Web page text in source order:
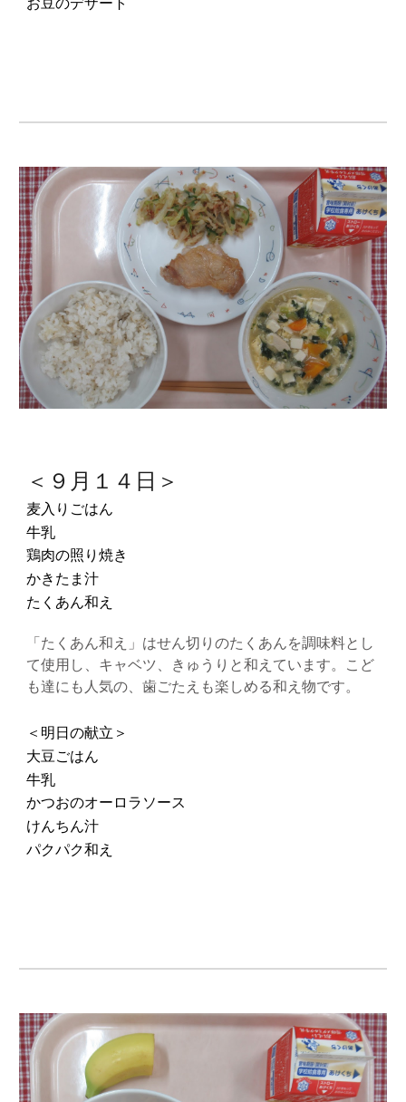
＜９月１４日＞
麦入りごはん
牛乳
鶏肉の照り焼き
かきたま汁
たくあん和え
「たくあん和え」はせん切りのたくあんを調味料とし
て使用し、キャベツ、きゅうりと和えています。こど
も達にも人気の、歯ごたえも楽しめる和え物です。
＜明日の献立＞
大豆ごはん
牛乳
かつおのオーロラソース
けんちん汁
パクパク和え